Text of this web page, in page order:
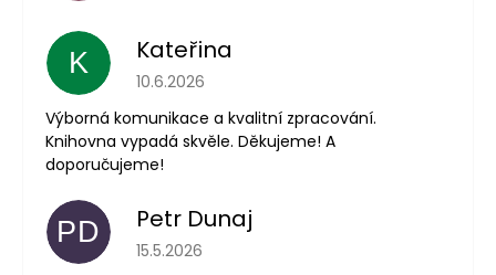
K Kateřina
Hodnocení obchodu je 5 z 5 hvězdiček.
10.6.2026
Výborná komunikace a kvalitní zpracování.
Knihovna vypadá skvěle. Děkujeme! A
doporučujeme!
PD Petr Dunaj
Hodnocení obchodu je 5 z 5 hvězdiček.
15.5.2026